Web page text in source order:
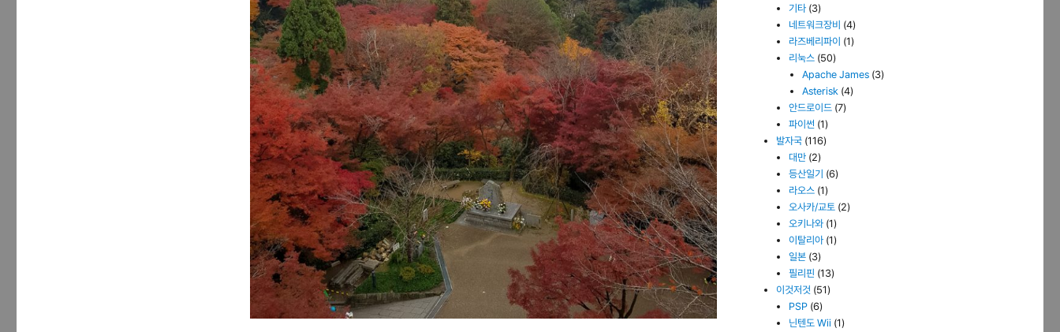
기타 (3)
네트워크장비 (4)
라즈베리파이 (1)
리눅스 (50)
Apache James(3)
Asterisk(4)
안드로이드 (7)
파이썬 (1)
발자국 (116)
대만 (2)
등산일기 (6)
라오스 (1)
오사카/교토 (2)
오키나와 (1)
이탈리아 (1)
일본 (3)
필리핀 (13)
이것저것 (51)
PSP (6)
닌텐도 Wii (1)